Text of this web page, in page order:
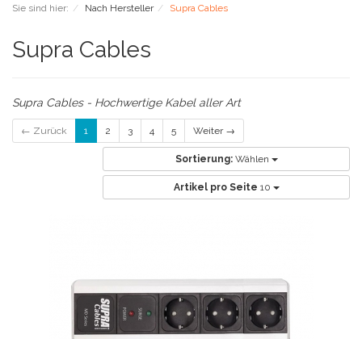
Sie sind hier: Nach Hersteller Supra Cables
Supra Cables
Supra Cables - Hochwertige Kabel aller Art
← Zurück 1 2 3 4 5 Weiter →
Sortierung: Wählen
Artikel pro Seite 10